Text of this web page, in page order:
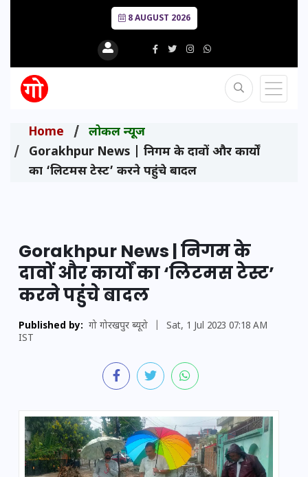
8 AUGUST 2026
Home
लोकल न्यूज
Gorakhpur News | निगम के दावों और कार्यों
का ‘लिटमस टेस्ट’ करने पहुंचे बादल
Gorakhpur News | निगम के
दावों और कार्यों का ‘लिटमस टेस्ट’
करने पहुंचे बादल
Published by: गो गोरखपुर ब्यूरो
Sat, 1 Jul 2023 07:18 AM
IST